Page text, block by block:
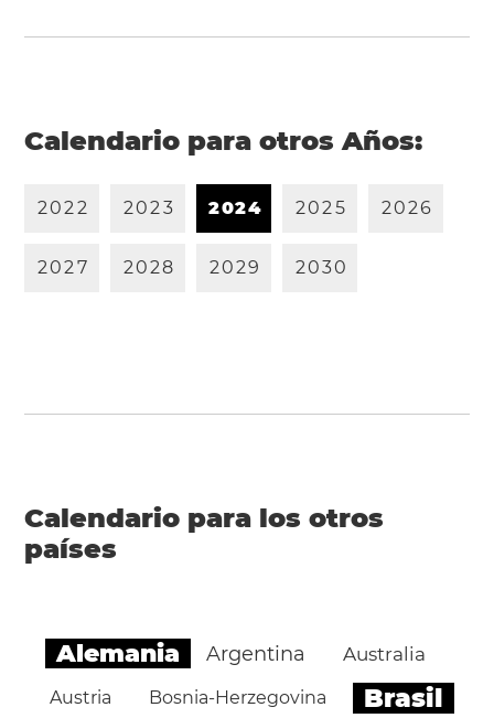
Calendario para otros Años:
2022 2023 2024 2025 2026
2027 2028 2029 2030
Calendario para los otros
países
Alemania Argentina Australia
Austria Bosnia-Herzegovina Brasil